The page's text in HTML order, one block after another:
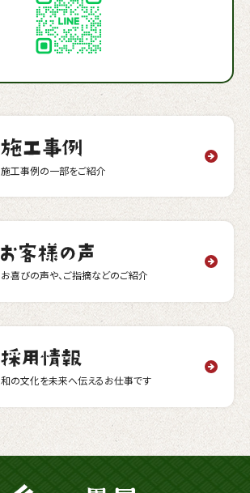
施工事例の一部をご紹介
お喜びの声や、ご指摘などのご紹介
和の文化を未来へ伝えるお仕事です